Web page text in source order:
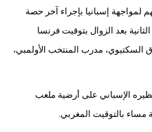
فيديولمواجهة إسبانيا بإجراء آخر حصة
بعد الزوال بتوقيت فرنسا
السكتيوي، مدرب المنتخب الأولمبي،
الإسباني على أرضية ملعب
مساء بالتوقيت المغربي.